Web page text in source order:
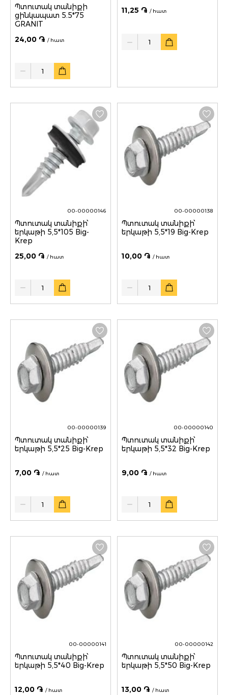
Պտուտակ տանիքի
ցինկապատ 5.5*75
GRANIT
24,00 ֏ / հատ
Quantity
11,25 ֏ / հատ
Quantity
00-00000146
Պտուտակ տանիքի՝
երկաթի 5,5*105 Big-
Krep
25,00 ֏ / հատ
Quantity
00-00000138
Պտուտակ տանիքի՝
երկաթի 5,5*19 Big-Krep
10,00 ֏ / հատ
Quantity
00-00000139
Պտուտակ տանիքի՝
երկաթի 5,5*25 Big-Krep
7,00 ֏ / հատ
Quantity
00-00000140
Պտուտակ տանիքի՝
երկաթի 5,5*32 Big-Krep
9,00 ֏ / հատ
Quantity
00-00000141
Պտուտակ տանիքի՝
երկաթի 5,5*40 Big-Krep
12,00 ֏ / հատ
00-00000142
Պտուտակ տանիքի՝
երկաթի 5,5*50 Big-Krep
13,00 ֏ / հատ